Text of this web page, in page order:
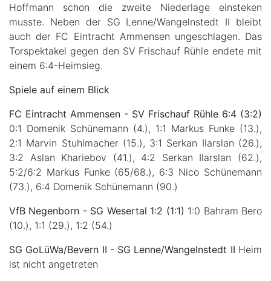
Hoffmann schon die zweite Niederlage einsteken
musste. Neben der SG Lenne/Wangelnstedt II bleibt
auch der FC Eintracht Ammensen ungeschlagen. Das
Torspektakel gegen den SV Frischauf Rühle endete mit
einem 6:4-Heimsieg.
Spiele auf einem Blick
FC Eintracht Ammensen - SV Frischauf Rühle 6:4 (3:2)
0:1 Domenik Schünemann (4.), 1:1 Markus Funke (13.),
2:1 Marvin Stuhlmacher (15.), 3:1 Serkan Ilarslan (26.),
3:2 Aslan Khariebov (41.), 4:2 Serkan Ilarslan (62.),
5:2/6:2 Markus Funke (65/68.), 6:3 Nico Schünemann
(73.), 6:4 Domenik Schünemann (90.)
VfB Negenborn - SG Wesertal 1:2 (1:1) 1:0 Bahram Bero
(10.), 1:1 (29.), 1:2 (54.)
SG GoLüWa/Bevern II - SG Lenne/Wangelnstedt II Heim
ist nicht angetreten